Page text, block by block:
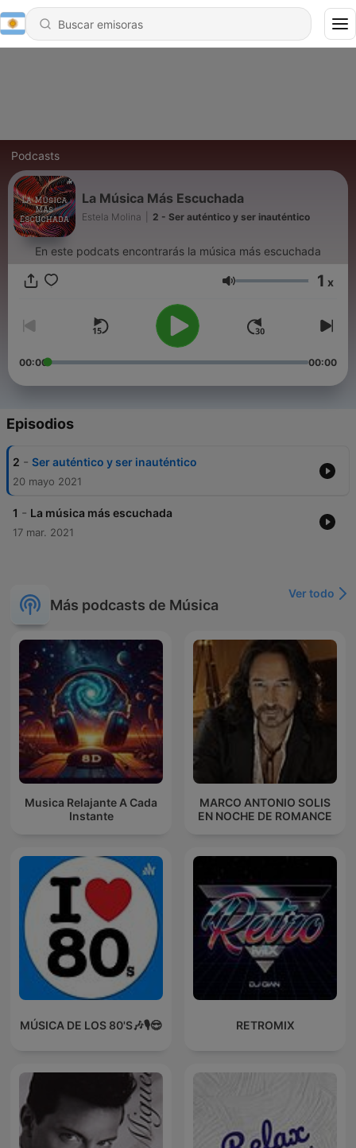
Podcasts
La Música Más Escuchada
Estela Molina 2 - Ser auténtico y ser inauténtico
En este podcats encontrarás la música más escuchada
Volumen 1 x
00:00 00:00
Episodios
2 - Ser auténtico y ser inauténtico
20 mayo 2021
1 - La música más escuchada
17 mar. 2021
Más podcasts de Música
Ver todo
Musica Relajante A Cada
Instante
MARCO ANTONIO SOLIS
EN NOCHE DE ROMANCE
MÚSICA DE LOS 80'S🎶🎙️😎 RETROMIX